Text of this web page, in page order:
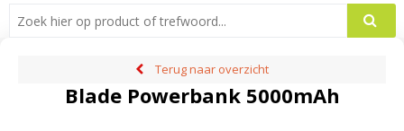
Terug naar overzicht
Blade Powerbank 5000mAh